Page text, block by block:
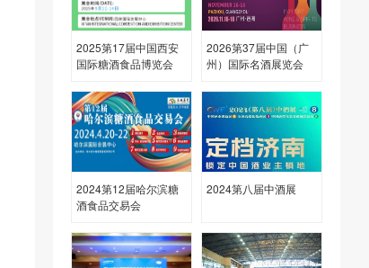
2025第17届中国西安
国际糖酒食品博览会
2026第37届中国（广
州）国际名酒展览会
2024第12届哈尔滨糖
酒食品交易会
2024第八届中酒展